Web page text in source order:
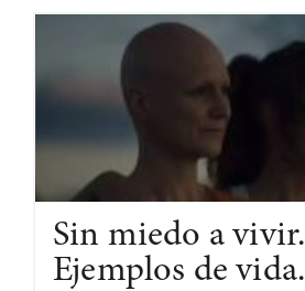
Sin miedo a vivir.
Ejemplos de vida.